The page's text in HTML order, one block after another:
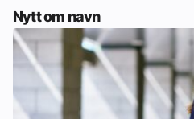
Nytt om navn